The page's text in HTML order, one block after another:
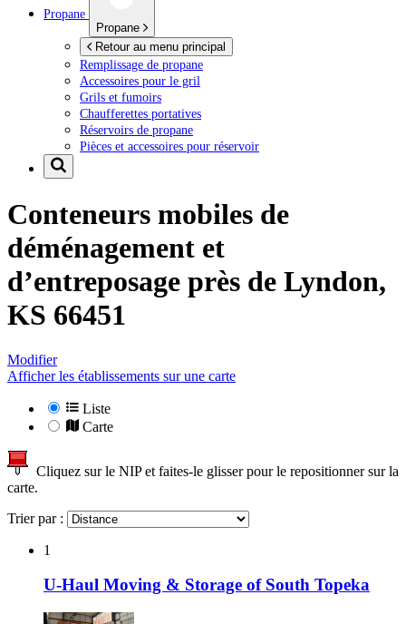
Propane
Propane
Retour au menu principal
Remplissage de propane
Accessoires pour le gril
Grils et fumoirs
Chaufferettes portatives
Réservoirs de propane
Pièces et accessoires pour réservoir
Conteneurs mobiles de
déménagement et
d’entreposage près de Lyndon,
KS 66451
Modifier
Afficher les établissements sur une carte
Liste
Carte
Cliquez sur le NIP et faites-le glisser pour le repositionner sur la
carte.
Trier par :
1
U-Haul Moving & Storage of South Topeka